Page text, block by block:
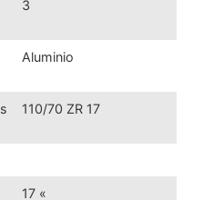
3
Aluminio
110/70 ZR 17
17 «